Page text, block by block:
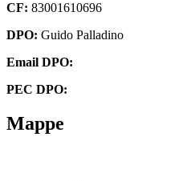
CF: 83001610696
DPO: Guido Palladino
Email DPO:
PEC DPO:
Mappe